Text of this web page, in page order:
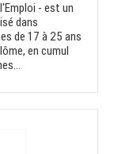
- est un
dans
de 17 à 25 ans
en cumul